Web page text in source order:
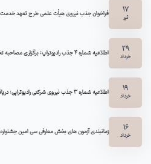
17
تیر فراخوان جذب نیروی هیأت علمی طرح تعهد خدمت
29
خرداد اطلاعیه شماره ۴ جذب رادیوتراپ: برگزاری مصاحبه تخصصی
19
خرداد اطلاعیه شماره 3 جذب نیروی شرکتی رادیوتراپی: دریافت کارت آزمون
16
خرداد زمانبندی آزمون های بخش معارفی سی امین